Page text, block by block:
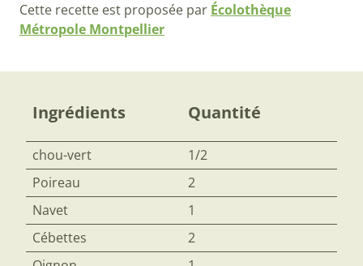
Cette recette est proposée par Écolothèque
Métropole Montpellier
Ingrédients Quantité
chou-vert
1/2
Poireau
2
Navet
1
Cébettes
2